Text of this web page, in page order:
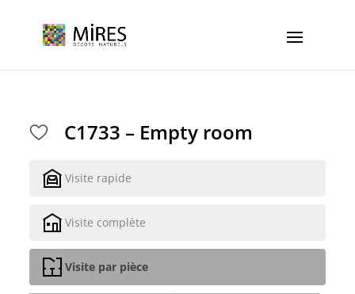
C1733 – Empty room
Visite rapide
Visite complète
Visite par pièce